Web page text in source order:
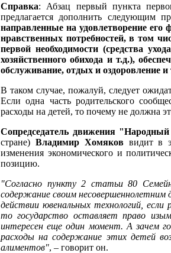
Справка: Абзац первый пункта
предлагается дополнить следующим
направленные на удовлетворение его
нравственных потребностей, в том
первой необходимости (средства
хозяйственного обихода и т.д.),
обслуживание, отдых и оздоровление и
В таком случае, пожалуй, следует
Если одна часть родительского
расходы на детей, то почему не должна
Сопредседатель движения
стране) Владимир Хомяковвидит в
изменения экономического и
позицию.
"Согласно пункту 2 статьи 80
содержание своим
действии ювенальных технологий,
то государство оставляет право
интересен еще один момент. А зачем
расходы на содержание этих детей
алиментов", – говорит он.